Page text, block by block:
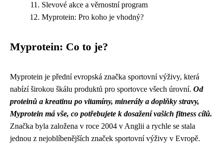
Slevové akce a věrnostní program
Myprotein: Pro koho je vhodný?
Myprotein: Co to je?
Myprotein je přední evropská značka sportovní výživy, která
nabízí širokou škálu produktů pro sportovce všech úrovní. Od
proteinů a kreatinu po vitamíny, minerály a doplňky stravy,
Myprotein má vše, co potřebujete k dosažení vašich fitness cílů.
Značka byla založena v roce 2004 v Anglii a rychle se stala
jednou z nejoblíbenějších značek sportovní výživy v Evropě.